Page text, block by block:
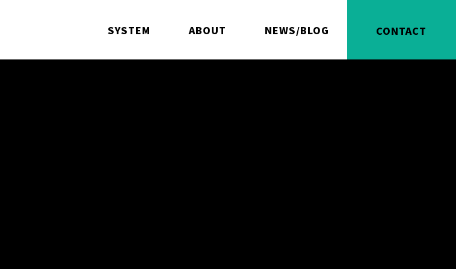
SYSTEM ABOUT NEWS/BLOG CONTACT